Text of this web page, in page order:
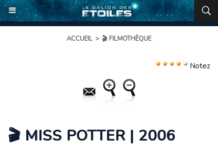
ACCUEIL > 🎬 FILMOTHÈQUE
Notez
🎬 MISS POTTER | 2006